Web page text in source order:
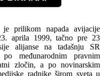
je prilikom napada avijacije
aprila 1999, tačno pre 23
alijanse na tadašnju SR
međunarodnim pravnim
zločin, a po novinarskim
radnike širom sveta u